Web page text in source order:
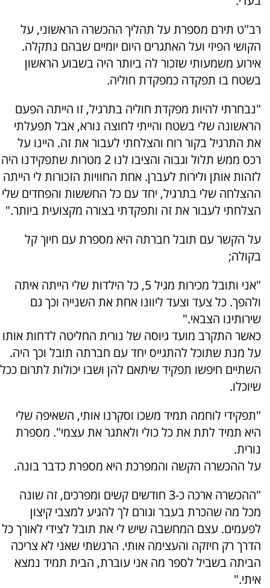
רב"ט תירם מספרת על תהליך ההכשרה הראשוני, על
הקושי הפיזי ועל האתגרים היום יומיים שבהם נתקלה.
אירוע משמעותי שזכור לה ביותר היה בשבוע הראשון
בשטח בו תפקדה כמפקדת חוליה.
"נבחרתי להיות מפקדת חוליה בתרגיל, זו הייתה הפעם
הראשונה שלי בשטח והייתי לחוצה נורא, אבל תפעלתי
את התרגיל בקור רוח והצלחתי לעבור את זה. היינו על
רכס ממש תלול וגבוה והציבו לנו 2 מטרות שתפקידנו היה
לזהות אותן ולירות לעברן. אחת החוויות הזכורות לי הייתה
ההצלחה שלי בתרגיל, יחד עם כל החששות והפחדים שלי
הצלחתי לעבור את זה ותפקדתי בצורה מקצועית ביותר."
על הקשר עם תובל חברתה היא מספרת עם חיוך קל
בקולה;
"אני ותובל מכירות מגיל 5, כל הילדות שלי הייתה איתה
ולהפך. כל צעד וצעד ליוונו אחת את השנייה וכך גם
שירותינו הצבאי."
כאשר התקרב מועד גיוסה של נורית החליטה לדחות אותו
על מנת שתוכל להתגייס יחד עם חברתה תובל וכך היה.
השתיים חיפשו תפקיד שיתאם להן ושבו יכולות לתרום ככל
שיוכלו.
"תפקידי לוחמה תמיד משכו וסקרנו אותי, השאיפה שלי
היא תמיד לתת את כל כולי ולאתגר את עצמי". מספרת
נורית.
על ההכשרה הקשה והמפרכת היא מספרת כדבר בונה.
"ההכשרה ארכה כ-3 חודשים קשים ומפרכים, זה שונה
מכל מה שהכרת בעבר וגורם לך להגיע למצבי קיצון
לפעמים. עצם המחשבה שיש לי את תובל לצידי לאורך כל
הדרך רק חיזקה והעצימה אותי. הרגשתי שאני לא צריכה
הביתה בשביל לספר מה אני עוברת, הבית תמיד נמצא
איתי."